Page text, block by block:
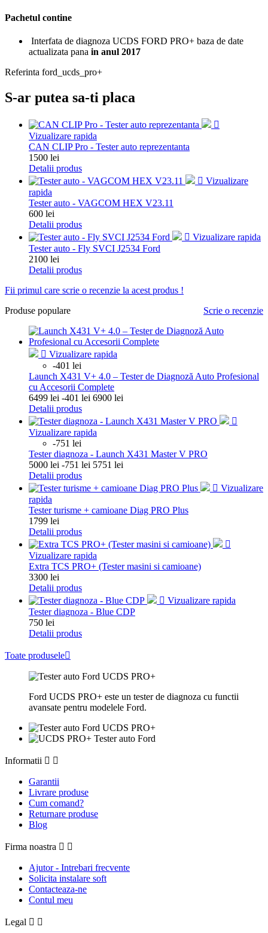
Pachetul contine
Interfata de diagnoza UCDS FORD PRO+ baza de date
actualizata pana in anul 2017
Referinta ford_ucds_pro+
S-ar putea sa-ti placa

Vizualizare rapida
CAN CLIP Pro - Tester auto reprezentanta
Pret
1500 lei
Detalii produs
 Vizualizare
rapida
Tester auto - VAGCOM HEX V23.11
Pret
600 lei
Detalii produs
 Vizualizare rapida
Tester auto - Fly SVCI J2534 Ford
Pret
2100 lei
Detalii produs
Fii primul care scrie o recenzie la acest produs !
Scrie o recenzie
Produse populare
 Vizualizare rapida
-401 lei
Launch X431 V+ 4.0 – Tester de Diagnoză Auto Profesional
cu Accesorii Complete
Pret
6499 lei -401 lei Pret
baza
6900 lei
Detalii produs

Vizualizare rapida
-751 lei
Tester diagnoza - Launch X431 Master V PRO
Pret
5000 lei -751 lei Pret
baza
5751 lei
Detalii produs
 Vizualizare
rapida
Tester turisme + camioane Diag PRO Plus
Pret
1799 lei
Detalii produs

Vizualizare rapida
Extra TCS PRO+ (Tester masini si camioane)
Pret
3300 lei
Detalii produs
 Vizualizare rapida
Tester diagnoza - Blue CDP
Pret
750 lei
Detalii produs
Toate produsele
Ford UCDS PRO+ este un tester de diagnoza cu functii
avansate pentru modelele Ford.
Informatii  
Garantii
Livrare produse
Cum comand?
Returnare produse
Blog
Firma noastra  
Ajutor - Intrebari frecvente
Solicita instalare soft
Contacteaza-ne
Contul meu
Legal  